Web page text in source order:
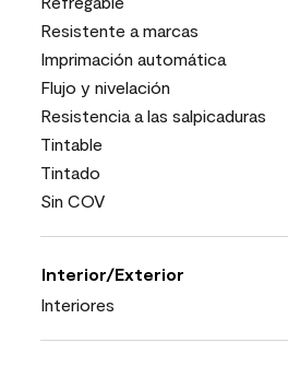
Resistente a marcas
Imprimación automática
Flujo y nivelación
Resistencia a las salpicaduras
Tintable
Tintado
Sin COV
Interior/Exterior
Interiores